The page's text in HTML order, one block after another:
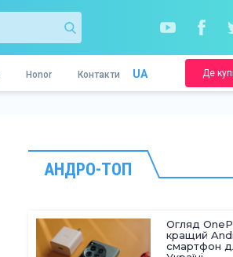
Honor Контакти UA Де
АНДРО-ТОП
Огляд
кращий
смартфон